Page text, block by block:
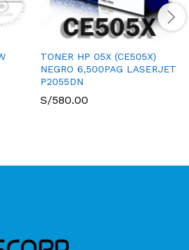
TONER HP 05X (CE505X)
NEGRO 6,500PAG LASERJET
P2055DN
S/580.00